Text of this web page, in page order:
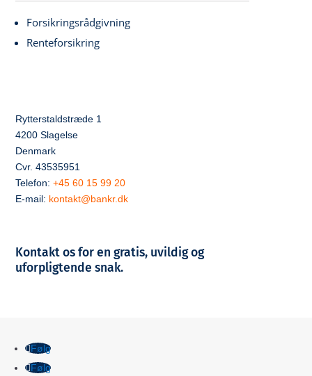
Forsikringsrådgivning
Renteforsikring
Rytterstaldstræde 1
4200 Slagelse
Denmark
Cvr. 43535951
Telefon:+45 60 15 99 20
E-mail: kontakt@bankr.dk
Kontakt os for en gratis, uvildig og
uforpligtende snak.
Følg
Følg